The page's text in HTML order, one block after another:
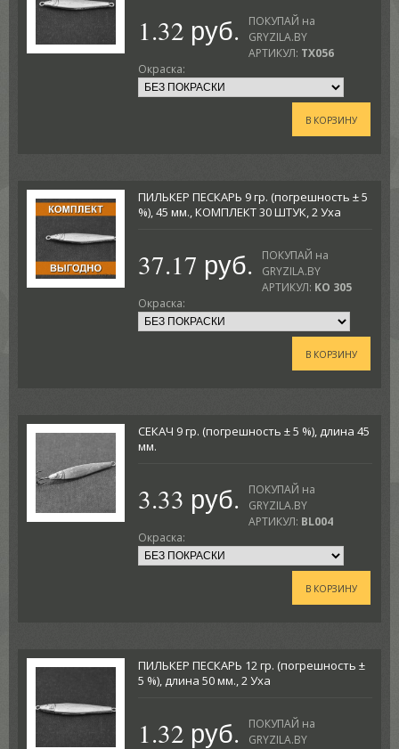
1.32 руб.
ПОКУПАЙ на
GRYZILA.BY
АРТИКУЛ: TX056
Окраска:
В КОРЗИНУ
ПИЛЬКЕР ПЕСКАРЬ 9 гр. (погрешность ± 5
%), 45 мм., КОМПЛЕКТ 30 ШТУК, 2 Уха
37.17 руб.
ПОКУПАЙ на
GRYZILA.BY
АРТИКУЛ: KO 305
Окраска:
В КОРЗИНУ
СЕКАЧ 9 гр. (погрешность ± 5 %), длина 45
мм.
3.33 руб.
ПОКУПАЙ на
GRYZILA.BY
АРТИКУЛ: BL004
Окраска:
В КОРЗИНУ
ПИЛЬКЕР ПЕСКАРЬ 12 гр. (погрешность ±
5 %), длина 50 мм., 2 Уха
1.32 руб.
ПОКУПАЙ на
GRYZILA.BY